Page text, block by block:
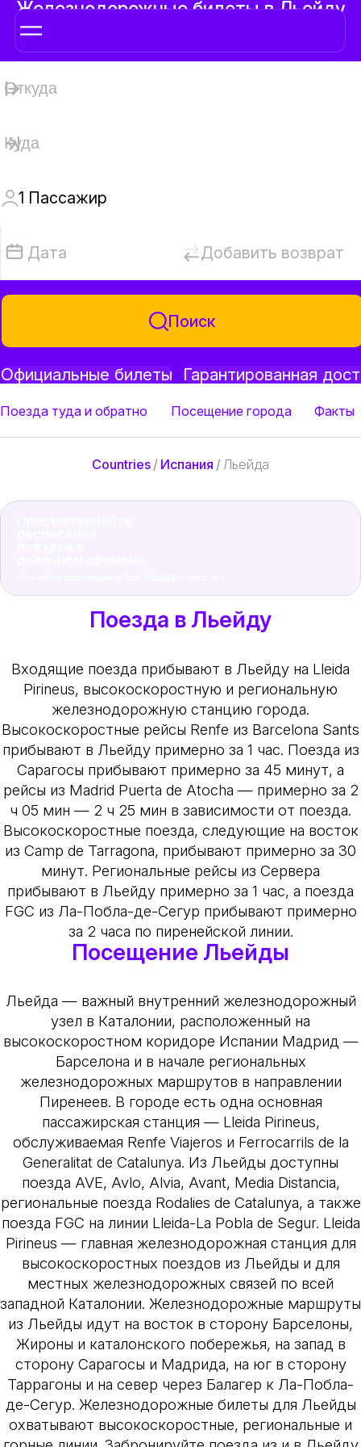
Железнодорожные билеты в Льейду
1 Пассажир
Дата Добавить возврат
Поиск
Официальные билеты Гарантированная
Поезда туда и обратно Посещение города Факты
Countries/ Испания/ Льейда
Поезда в Льейду
Входящие поезда прибывают в Льейду на Lleida
Pirineus, высокоскоростную и региональную
железнодорожную станцию города.
Высокоскоростные рейсы Renfe из Barcelona Sants
прибывают в Льейду примерно за 1 час. Поезда из
Сарагосы прибывают примерно за 45 минут, а
рейсы из Madrid Puerta de Atocha — примерно за 2
ч 05 мин — 2 ч 25 мин в зависимости от поезда.
Высокоскоростные поезда, следующие на восток
из Camp de Tarragona, прибывают примерно за 30
минут. Региональные рейсы из Сервера
прибывают в Льейду примерно за 1 час, а поезда
FGC из Ла-Побла-де-Сегур прибывают примерно
за 2 часа по пиренейской линии.
Посещение Льейды
Льейда — важный внутренний железнодорожный
узел в Каталонии, расположенный на
высокоскоростном коридоре Испании Мадрид —
Барселона и в начале региональных
железнодорожных маршрутов в направлении
Пиренеев. В городе есть одна основная
пассажирская станция — Lleida Pirineus,
обслуживаемая Renfe Viajeros и Ferrocarrils de la
Generalitat de Catalunya. Из Льейды доступны
поезда AVE, Avlo, Alvia, Avant, Media Distancia,
региональные поезда Rodalies de Catalunya, а также
поезда FGC на линии Lleida-La Pobla de Segur. Lleida
Pirineus — главная железнодорожная станция для
высокоскоростных поездов из Льейды и для
местных железнодорожных связей по всей
западной Каталонии. Железнодорожные маршруты
из Льейды идут на восток в сторону Барселоны,
Жироны и каталонского побережья, на запад в
сторону Сарагосы и Мадрида, на юг в сторону
Таррагоны и на север через Балагер к Ла-Побла-
де-Сегур. Железнодорожные билеты для Льейды
охватывают высокоскоростные, региональные и